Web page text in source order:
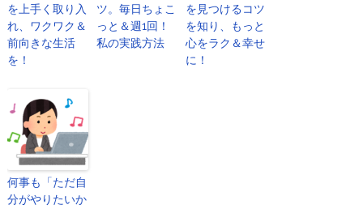
を上手く取り入
れ、ワクワク＆
前向きな生活
を！
ツ。毎日ちょこ
っと＆週1回！
私の実践方法
を見つけるコツ
を知り、もっと
心をラク＆幸せ
に！
何事も「ただ自
分がやりたいか